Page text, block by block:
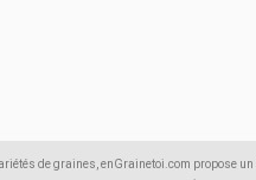
de graines, enGrainetoi.com propose